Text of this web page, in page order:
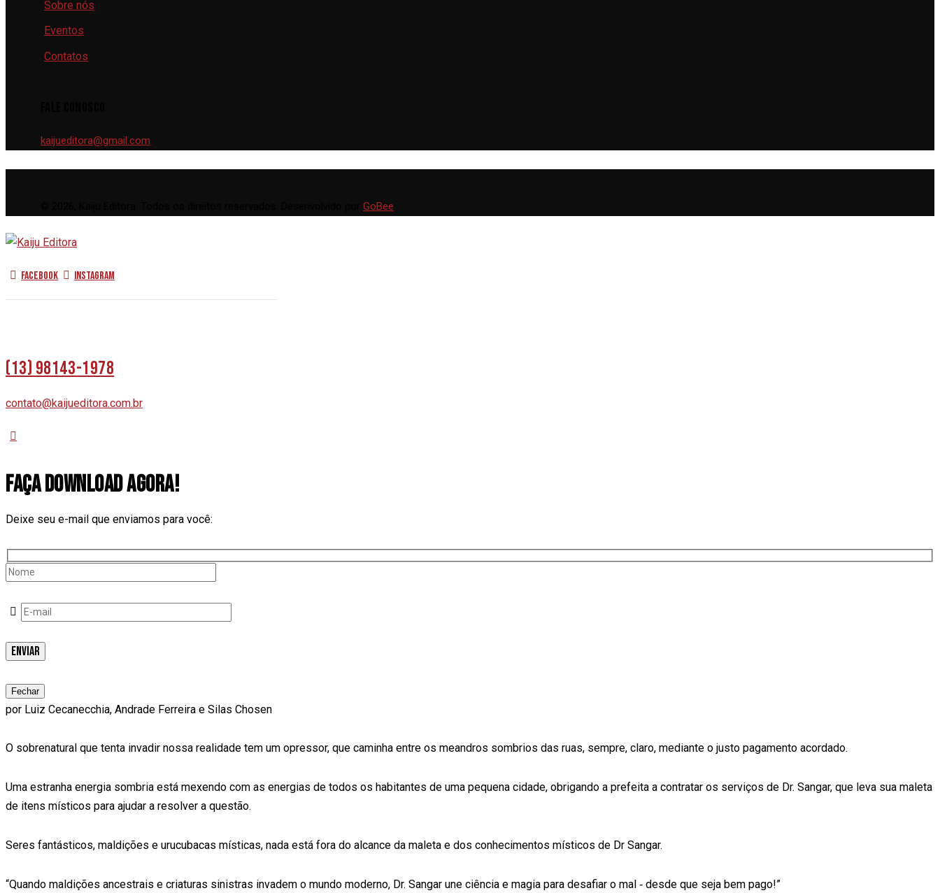
Sobre nós
Eventos
Contatos
kaijueditora@gmail.com
GoBee
Facebook Instagram
(13) 98143-1978
contato@kaijueditora.com.br
FAÇA DOWNLOAD AGORA!
Deixe seu e-mail que enviamos para você:
Fechar
por Luiz Cecanecchia, Andrade Ferreira e Silas Chosen
O sobrenatural que tenta invadir nossa realidade tem um opressor, que caminha entre os meandros sombrios das ruas, sempre, claro, mediante o justo pagamento acordado.
Uma estranha energia sombria está mexendo com as energias de todos os habitantes de uma pequena cidade, obrigando a prefeita a contratar os serviços de Dr. Sangar, que leva sua maleta
de itens místicos para ajudar a resolver a questão.
Seres fantásticos, maldições e urucubacas místicas, nada está fora do alcance da maleta e dos conhecimentos místicos de Dr Sangar.
“Quando maldições ancestrais e criaturas sinistras invadem o mundo moderno, Dr. Sangar une ciência e magia para desafiar o mal ‐ desde que seja bem pago!”